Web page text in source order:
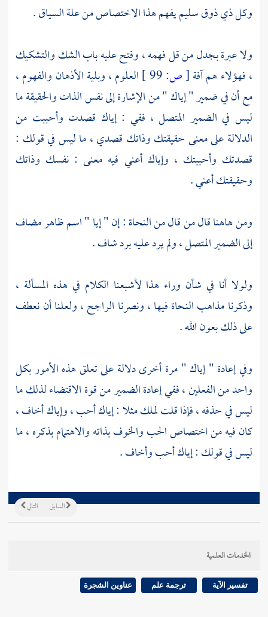
وكل ذي ذوق سليم يفهم هذا الاختصاص من علة السياق .
ولا عبرة بجدل من قل فهمه ، وفتح عليه باب الشك والتشكيك
، فهؤلاء هم آفة[ص:
العلوم ، وبلية الأذهان والفهوم ،
مع أن في ضمير " إياك " من الإشارة إلى نفس الذات والحقيقة ما
ليس في الضمير المتصل ، ففي : إياك قصدت وأحببت من
الدلالة على معنى حقيقتك وذاتك قصدي ، ما ليس في قولك :
قصدتك وأحببتك ، وإياك أعني فيه معنى : نفسك وذاتك
وحقيقتك أعني .
ومن هاهنا قال من قال من النحاة : إن " إيا " اسم ظاهر مضاف
إلى الضمير المتصل ، ولم يرد عليه برد شاف .
ولولا أنا في شأن وراء هذا لأشبعنا الكلام في هذه المسألة ،
وذكرنا مذاهب النحاة فيها ، ونصرنا الراجح ، ولعلنا أن نعطف
على ذلك بعون الله .
وفي إعادة " إياك " مرة أخرى دلالة على تعلق هذه الأمور بكل
واحد من الفعلين ، ففي إعادة الضمير من قوة الاقتضاء لذلك ما
ليس في حذفه ، فإذا قلت لملك مثلا : إياك أحب ، وإياك أخاف ،
كان فيه من اختصاص الحب والخوف بذاته والاهتمام بذكره ، ما
ليس في قولك : إياك أحب وأخاف .
التالي السابق
الخدمات العلمية
تفسير الآية ترجمة علم عناوين الشجرة